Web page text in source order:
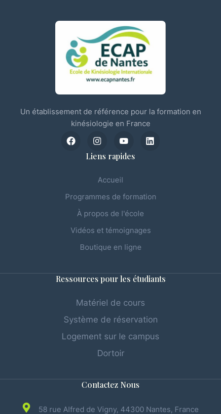
Un établissement de référence pour la formation en
kinésiologie en France
Liens rapides
Accueil
Programmes de formation
À propos de l'école
Vidéos et témoignages
Boutique en ligne
Ressources pour les étudiants
Matériel de cours
Système de réservation
Logement sur le campus
Dortoir
Contactez Nous
58 rue Alfred de Vigny, 44300 Nantes, France